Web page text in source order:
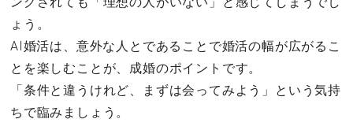
ょう。
AI婚活は、意外な人とであることで婚活の幅が広がるこ
とを楽しむことが、成婚のポイントです。
「条件と違うけれど、まずは会ってみよう」という気持
ちで臨みましょう。